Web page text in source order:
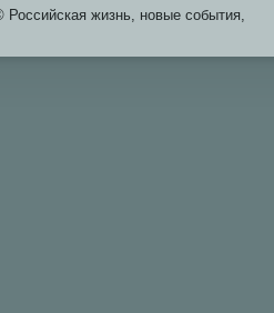
Российская жизнь, новые события,